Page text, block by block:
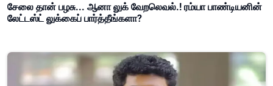
சேலை தான் பழசு... ஆனா லுக் வேறலெவல்.! ரம்யா பாண்டியனின்
லேட்டஸ்ட் லுக்கைப் பார்த்தீங்களா?